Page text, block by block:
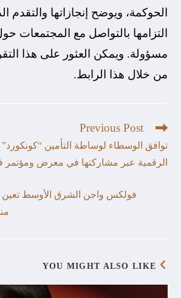
الحوكمة، ويوضح إنجازاتها والتقدم
التزامها بالتواصل مع المجتمعات
من خلال هذا الرابط.
Previous Post
توافق الوسطاء لوساطة التأمين “كونكورد”
الرقمية عبر مشاركتها في معرض ومؤتمر
فولكس واجن الشرق الأوسط تعين
YOU MIGHT ALSO LIKE